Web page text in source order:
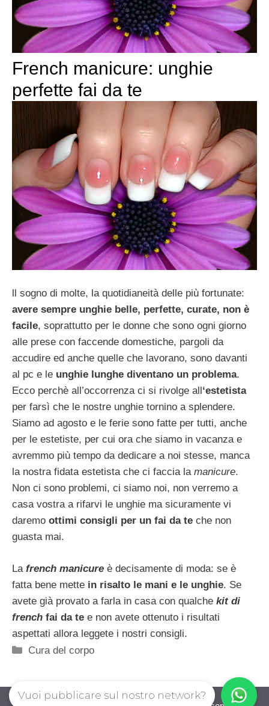
French manicure: unghie
perfette fai da te
ll sogno di molte, la quotidianeità delle più fortunate:
avere sempre unghie belle, perfette, curate, non è
facile, soprattutto per le donne che sono ogni giorno
alle prese con faccende domestiche, pargoli da
accudire ed anche quelle che lavorano, sono davanti
al pc e le unghie lunghe diventano un problema.
Ecco perchè all’occorrenza ci si rivolge all ‘estetista
per farsì che le nostre unghie tornino a splendere.
Siamo ad agosto e le ferie sono fatte per tutti, anche
per le estetiste, per cui ora che siamo in vacanza e
avremmo più tempo da dedicare a noi stesse, manca
la nostra fidata estetista che ci faccia la manicure.
Non ci sono problemi, ci siamo noi, non verremo a
casa vostra a rifarvi le unghie ma sicuramente vi
daremo ottimi consigli per un fai da te che non
guasta mai.
La french manicure è decisamente di moda: se è
fatta bene mette in risalto le mani e le unghie. Se
avete già provato a farla in casa con qualche kit di
french fai da te e non avete ottenuto i risultati
aspettati allora leggete i nostri consigli.
Categorie
Cura del corpo
Vuoi pubblicare sul nostro network?